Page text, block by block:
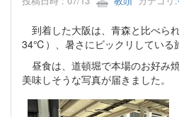
到着した大阪は、青森と比べら
34℃）、暑さにビックリしている
昼食は、道頓堀で本場のお好み
美味しそうな写真が届きました。